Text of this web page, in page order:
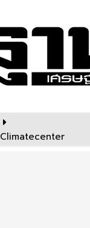
Climatecenter